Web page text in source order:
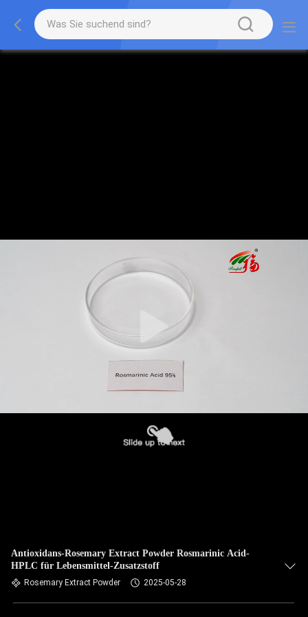
Antioxidans-Rosemary Extract Powder Rosmarinic Acid-
HPLC für Lebensmittel-Zusatzstoff
Rosemary Extract Powder 2025-05-28